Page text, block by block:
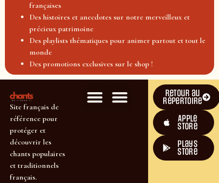
françaises
Des histoires et anecdotes sur notre merveilleux et
précieux patrimoine
Des playlists thématiques pour animer partout et tout le
monde
Des promotions exclusives sur le shop !
Site français de
référence pour
protéger et
découvrir les
chants populaires
et traditionnels
français.
Retour au
répertoire
Apple
Store
plays
store